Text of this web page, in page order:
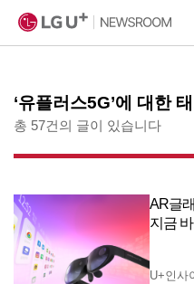
‘유플러스5G’에 대한
총 57건의 글이 있습니다
AR글
지금
U+인사